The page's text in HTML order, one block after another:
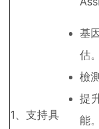
1、支持具
基
估。
檢
提
能。